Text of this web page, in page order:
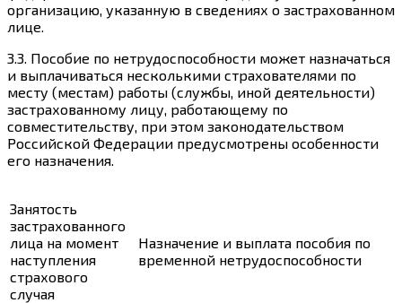
организацию, указанную в сведениях о застрахованном
лице.
3.3. Пособие по нетрудоспособности может назначаться
и выплачиваться несколькими страхователями по
месту (местам) работы (службы, иной деятельности)
застрахованному лицу, работающему по
совместительству , при этом законодательством
Российской Федерации предусмотрены особенности
его назначения.
Занятость
застрахованного
лица на момент
наступления
страхового
случая
Назначение и выплата пособия по
временной нетрудоспособности